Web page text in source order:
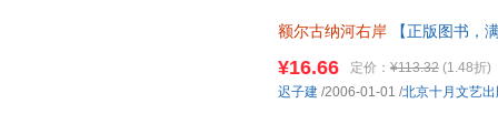
额尔古纳河右岸 【正版图书，
¥16.66 定价： ¥113.32 (1.48折)
迟子建 /2006-01-01 /北京十月文艺